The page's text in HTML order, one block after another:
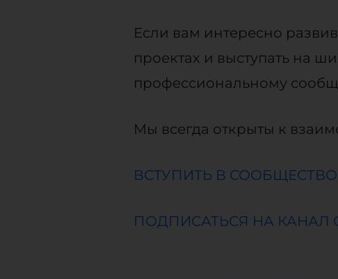
Если вам интересно
проектах и выступать на
профессиональному
Мы всегда открыты к
ВСТУПИТЬ В СООБЩЕСТВО
ПОДПИСАТЬСЯ НА КАНАЛ